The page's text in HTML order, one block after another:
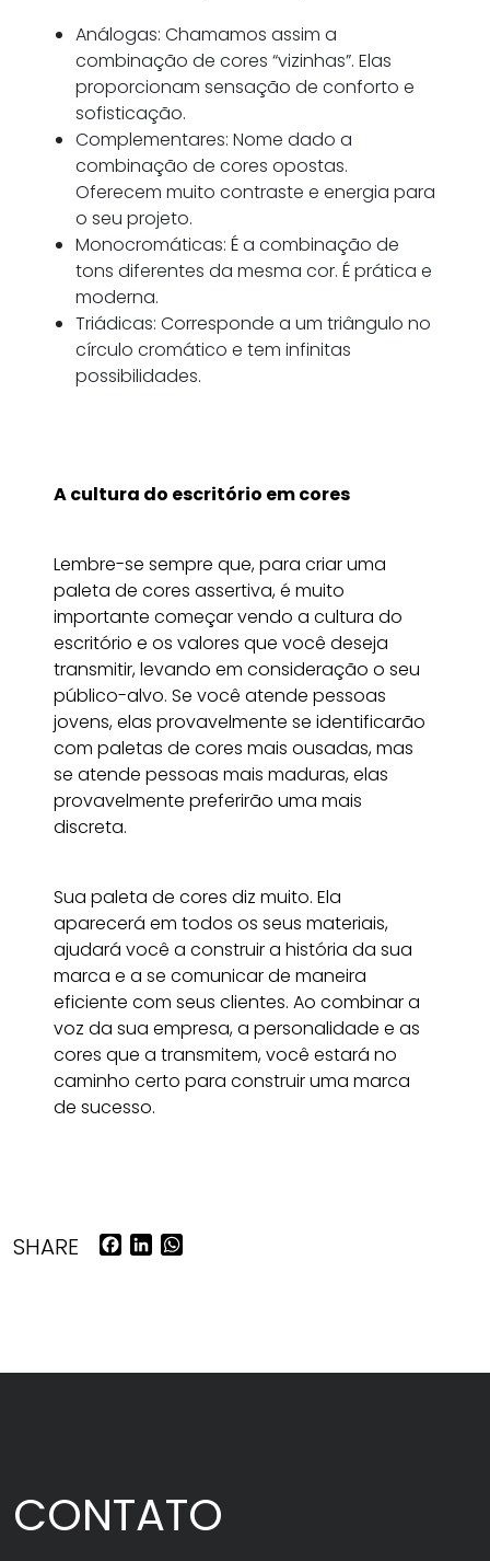
Análogas: Chamamos assim a
combinação de cores “vizinhas”. Elas
proporcionam sensação de conforto e
sofisticação.
Complementares: Nome dado a
combinação de cores opostas.
Oferecem muito contraste e energia para
o seu projeto.
Monocromáticas: É a combinação de
tons diferentes da mesma cor. É prática e
moderna.
Triádicas: Corresponde a um triângulo no
círculo cromático e tem infinitas
possibilidades.
A cultura do escritório em cores
Lembre-se sempre que, para criar uma
paleta de cores assertiva, é muito
importante começar vendo a cultura do
escritório e os valores que você deseja
transmitir, levando em consideração o seu
público-alvo. Se você atende pessoas
jovens, elas provavelmente se identificarão
com paletas de cores mais ousadas, mas
se atende pessoas mais maduras, elas
provavelmente preferirão uma mais
discreta.
Sua paleta de cores diz muito. Ela
aparecerá em todos os seus materiais,
ajudará você a construir a história da sua
marca e a se comunicar de maneira
eficiente com seus clientes. Ao combinar a
voz da sua empresa, a personalidade e as
cores que a transmitem, você estará no
caminho certo para construir uma marca
de sucesso.
SHARE Facebook
LinkedIn
CONTATO